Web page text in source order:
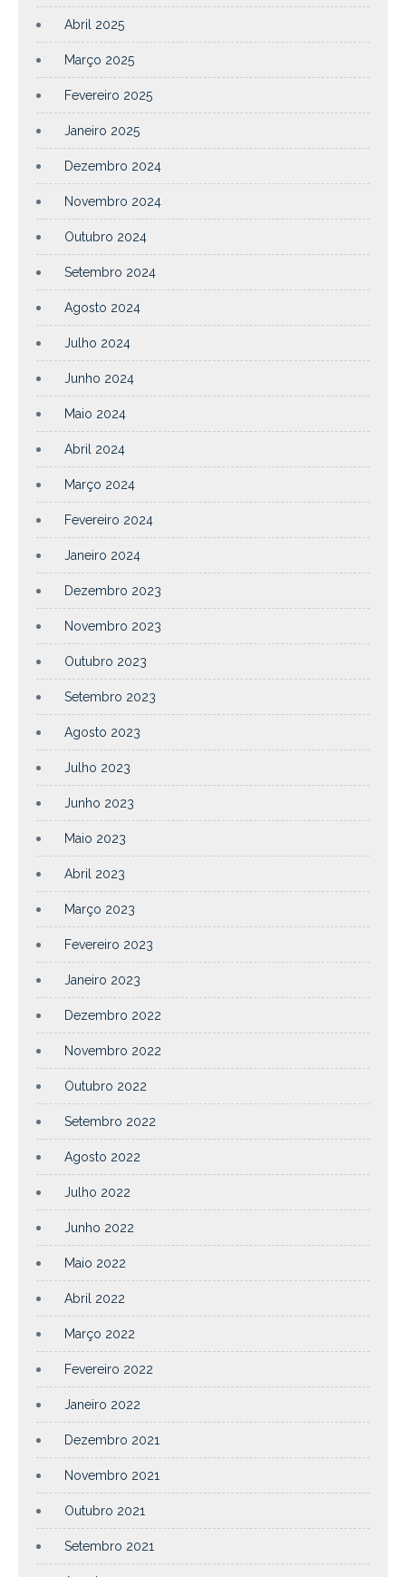
Abril 2025
Março 2025
Fevereiro 2025
Janeiro 2025
Dezembro 2024
Novembro 2024
Outubro 2024
Setembro 2024
Agosto 2024
Julho 2024
Junho 2024
Maio 2024
Abril 2024
Março 2024
Fevereiro 2024
Janeiro 2024
Dezembro 2023
Novembro 2023
Outubro 2023
Setembro 2023
Agosto 2023
Julho 2023
Junho 2023
Maio 2023
Abril 2023
Março 2023
Fevereiro 2023
Janeiro 2023
Dezembro 2022
Novembro 2022
Outubro 2022
Setembro 2022
Agosto 2022
Julho 2022
Junho 2022
Maio 2022
Abril 2022
Março 2022
Fevereiro 2022
Janeiro 2022
Dezembro 2021
Novembro 2021
Outubro 2021
Setembro 2021